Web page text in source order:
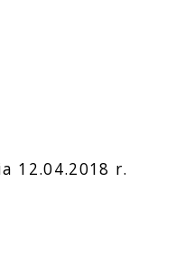
12.04.2018 r.